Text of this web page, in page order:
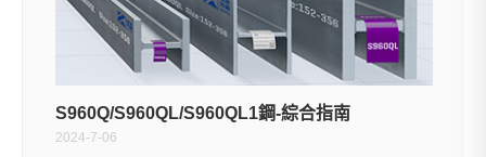
S960Q/S960QL/S960QL1鋼-綜合指南
2024-7-06